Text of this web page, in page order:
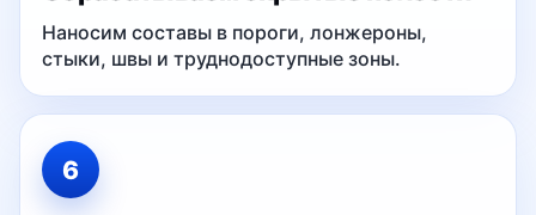
Наносим составы в пороги, лонжероны,
стыки, швы и труднодоступные зоны.
6